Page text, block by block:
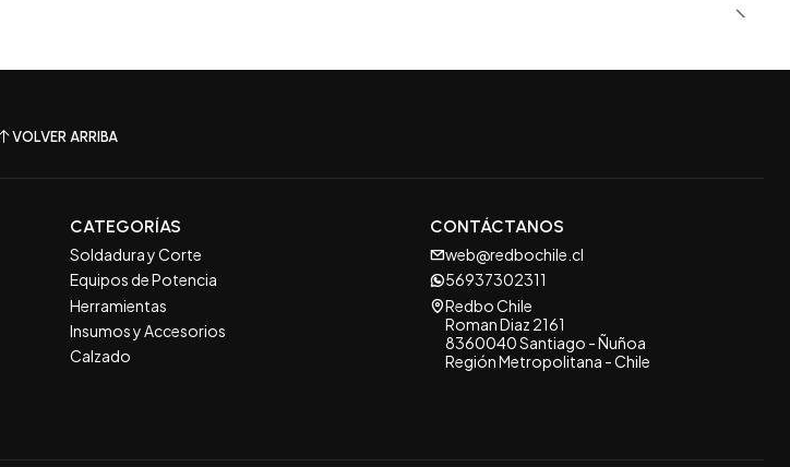
VOLVER ARRIBA
CATEGORÍAS
Soldadura y Corte
Equipos de Potencia
Herramientas
Insumos y Accesorios
Calzado
CONTÁCTANOS
web@redbochile.cl
56937302311
Redbo Chile
Roman Diaz 2161
8360040 Santiago - Ñuñoa
Región Metropolitana - Chile